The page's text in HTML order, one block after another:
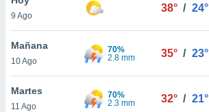
y
en
más
9 Ago
38° / 24°
Mañana
10 Ago
70%
2.8 mm
35° / 23°
Martes
11 Ago
70%
2.3 mm
32° / 21°